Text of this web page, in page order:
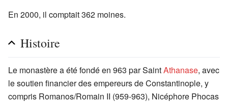
En 2000, il comptait 362 moines.
Histoire
Le monastère a été fondé en 963 par SaintAthanase, avec
le soutien financier des empereurs de Constantinople, y
compris Romanos/Romain II (959-963), Nicéphore Phocas